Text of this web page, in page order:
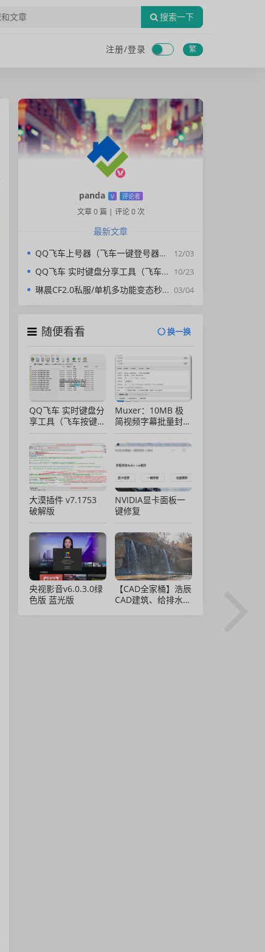
搜索一下
注册/登录 繁
panda V 评论者
文章 0 篇 | 评论 0 次
最新文章
12/03
QQ飞车上号器（飞车一键登号器）V1.0
10/23
QQ飞车 实时键盘分享工具（飞车按键显示）直播专用版
03/04
琳晨CF2.0私服/单机多功能变态秒杀装死辅助【私服通用版】
随便看看 换一换
QQ飞车 实时键盘分
享工具（飞车按键显
示）直播专用版
Muxer：10MB 极
简视频字幕批量封装
工具 (单文件/绿色
版)
大漠插件 v7.1753
破解版
NVIDIA显卡面板一
键修复
央视影音v6.0.3.0绿
色版 蓝光版
【CAD全家桶】浩辰
CAD建筑、给排水、